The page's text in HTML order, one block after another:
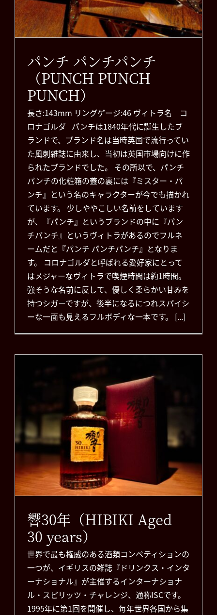
お知らせ
パンチ パンチパンチ
（PUNCH PUNCH
PUNCH）
長さ:143mm リングゲージ:46 ヴィトラ名 コ
ロナゴルダ パンチは1840年代に誕生したブ
ランドで、ブランド名は当時英国で流行ってい
た風刺雑誌に由来し、当初は英国市場向けに作
られたブランドでした。 その所以で、パンチ
パンチの化粧箱の蓋の裏には『ミスター・パ
ンチ』という名のキャラクターが今でも描かれ
ています。 少しややこしい名前をしています
が、『パンチ』というブランドの中に『パン
チパンチ』というヴィトラがあるのでフルネ
ームだと『パンチ パンチパンチ』となりま
す。 コロナゴルダと呼ばれる愛好家にとって
はメジャーなヴィトラで喫煙時間は約1時間。
強そうな名前に反して、優しく柔らかい甘みを
持つシガーですが、後半になるにつれスパイシ
ーな一面も見えるフルボディな一本です。 [...]
響30年（HIBIKI Aged
30 years）
お知らせ
響30年（HIBIKI Aged
30 years）
世界で最も権威のある酒類コンペティションの
一つが、イギリスの雑誌『ドリンクス・インタ
ーナショナル』が主催するインターナショナ
ル・スピリッツ・チャレンジ、通称ISCです。
1995年に第1回を開催し、毎年世界各国から集